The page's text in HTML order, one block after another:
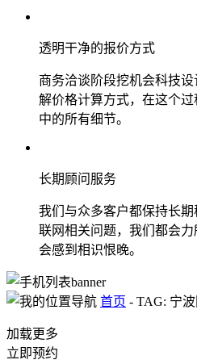
透明干净的报价方式
商务洽谈阶段挖机会科技
解价格计算方式，在这个
中的所有细节。
长期顾问服务
我们与众多客户都保持长
联网相关问题，我们都会
会感到相识恨晚。
首页 - TAG: 宁
加载更多
立即预约